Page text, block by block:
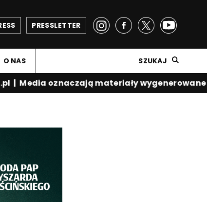
PRESSLETTER
O NAS SZUKAJ
| Media oznaczają materiały wygenerowane